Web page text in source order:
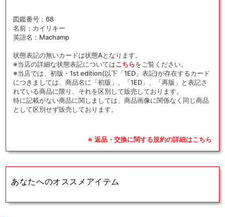
図鑑番号：68
名前：カイリキー
英語名：Machamp
状態表記の無いカードは状態Aとなります。
※当店の詳細な状態表記についてはこちらをご覧ください。
※当店では、初版・1st edition(以下「1ED」表記)が存在するカード
につきましては、商品名に「初版」、「1ED」、「再版」と表記さ
れている商品に限り、それを区別して販売しております。
特に記載がない商品に関しましては、商品画像に関係なく同じ商品
として区別せず販売しております。
※ 返品・交換に関する規約の詳細はこちら
あなたへのオススメアイテム